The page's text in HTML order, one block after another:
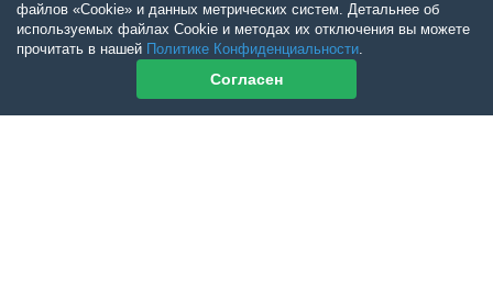
файлов «Cookie» и данных метрических систем. Детальнее об
используемых файлах Cookie и методах их отключения вы можете
прочитать в нашей Политике Конфиденциальности.
Согласен